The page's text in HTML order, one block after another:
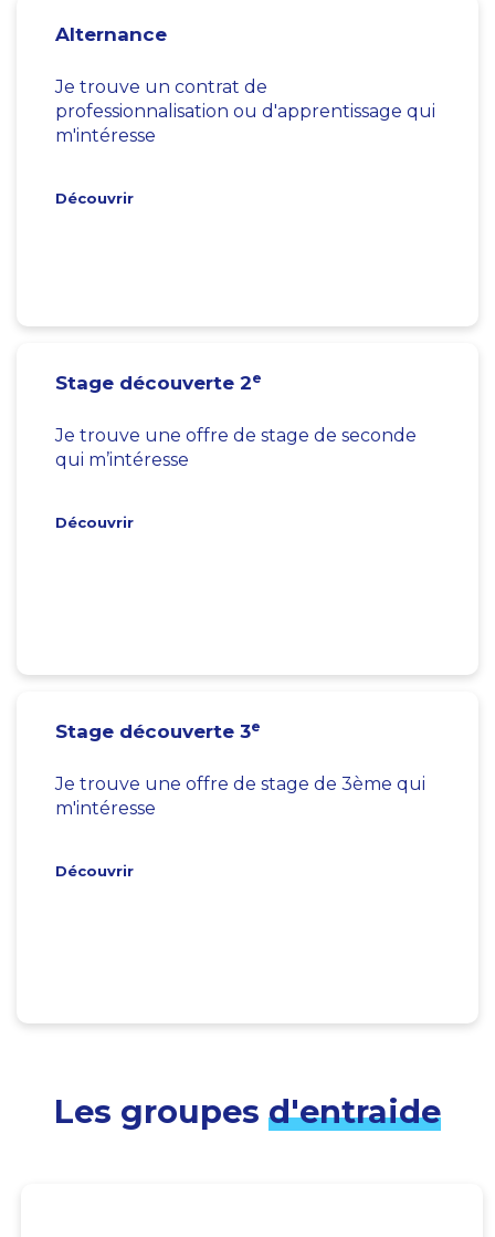
Alternance
Je trouve un contrat de
professionnalisation ou d'apprentissage qui
m'intéresse
Découvrir
Stage découverte 2e
Je trouve une offre de stage de seconde
qui m’intéresse
Découvrir
Stage découverte 3e
Je trouve une offre de stage de 3ème qui
m'intéresse
Découvrir
Les groupes d'entraide